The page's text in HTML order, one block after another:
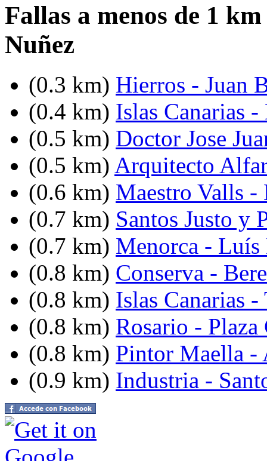
Fallas a menos de 1
Nuñez
(0.3 km) Hierros - Juan
(0.4 km) Islas Canarias
(0.5 km) Doctor Jose
(0.5 km) Arquitecto
(0.6 km) Maestro Valls
(0.7 km) Santos Justo y
(0.7 km) Menorca - Luís
(0.8 km) Conserva -
(0.8 km) Islas Canarias
(0.8 km) Rosario - Plaza
(0.8 km) Pintor Maella -
(0.9 km) Industria -